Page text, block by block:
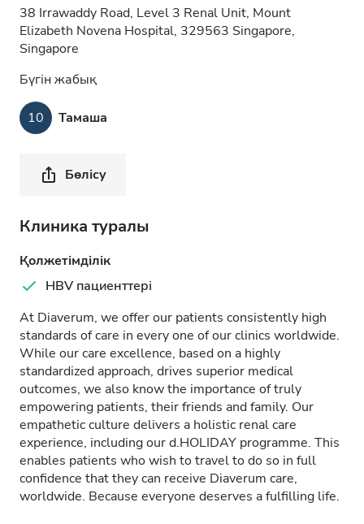
38 Irrawaddy Road, Level 3 Renal Unit, Mount
Elizabeth Novena Hospital, 329563 Singapore,
Singapore
Бүгін жабық
10 Тамаша
Бөлісу
Клиника туралы
Қолжетімділік
HBV пациенттері
At Diaverum, we offer our patients consistently high
standards of care in every one of our clinics worldwide.
While our care excellence, based on a highly
standardized approach, drives superior medical
outcomes, we also know the importance of truly
empowering patients, their friends and family. Our
empathetic culture delivers a holistic renal care
experience, including our d.HOLIDAY programme. This
enables patients who wish to travel to do so in full
confidence that they can receive Diaverum care,
worldwide. Because everyone deserves a fulfilling life.